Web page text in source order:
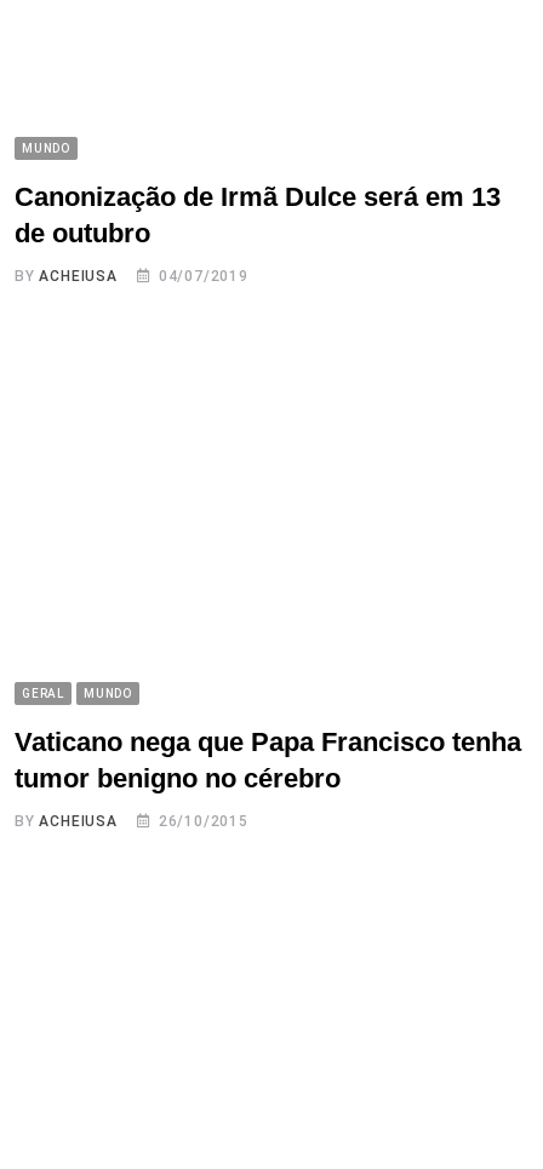
MUNDO
Canonização de Irmã Dulce será em 13
de outubro
BYACHEIUSA 04/07/2019
GERAL MUNDO
Vaticano nega que Papa Francisco tenha
tumor benigno no cérebro
BYACHEIUSA 26/10/2015